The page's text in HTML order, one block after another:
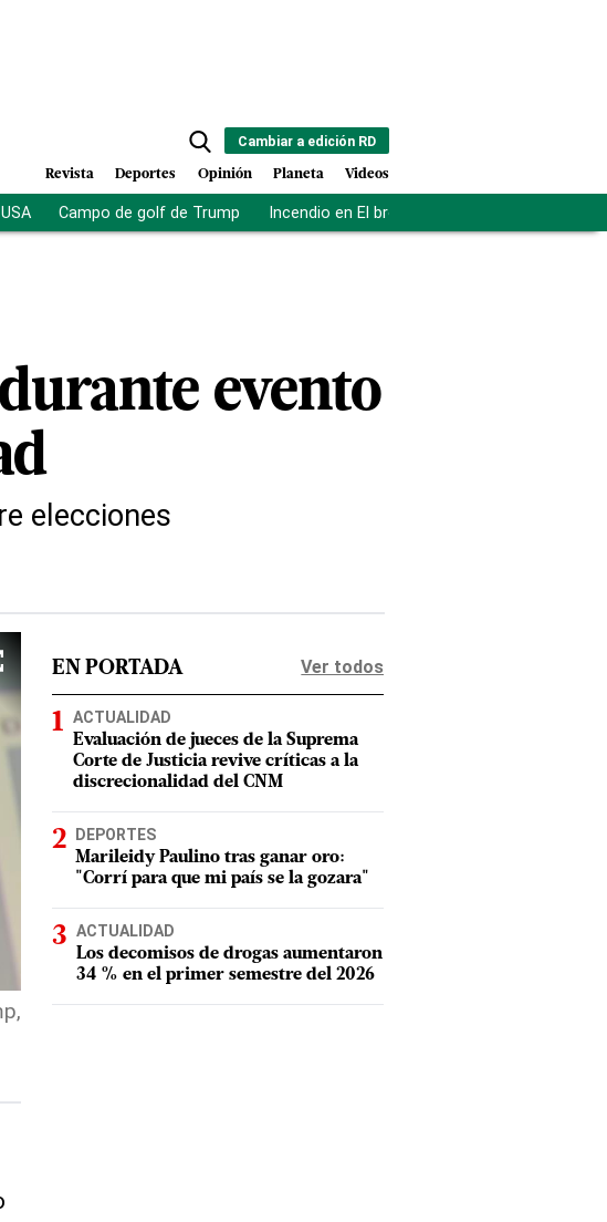
Cambiar a edición RD
Revista Deportes Opinión Planeta Videos
Campo de golf de Trump Incendio en El bronx
evento
elecciones
EN PORTADA Ver todos
ACTUALIDAD
Evaluación de jueces de la Suprema
Corte de Justicia revive críticas a la
discrecionalidad del CNM
DEPORTES
Marileidy Paulino tras ganar oro:
"Corrí para que mi país se la gozara"
ACTUALIDAD
Los decomisos de drogas aumentaron
34 % en el primer semestre del 2026